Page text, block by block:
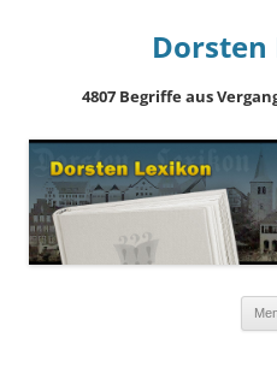
Dorsten
4807 Begriffe aus